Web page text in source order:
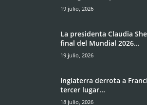
19 julio, 2026
La presidenta Claudia
final del Mundial 2026...
19 julio, 2026
Inglaterra derrota a
tercer lugar...
18 julio, 2026